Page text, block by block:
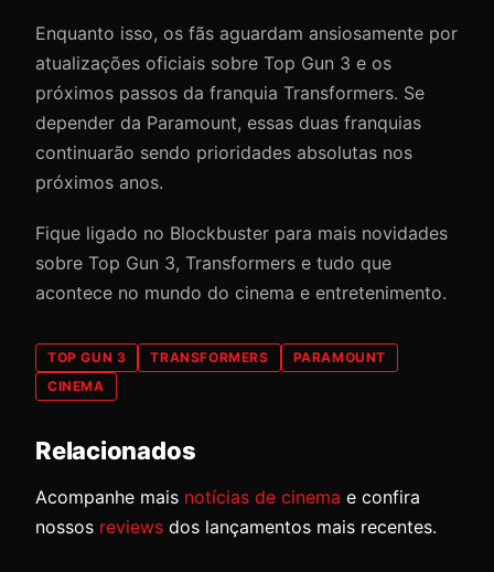
Enquanto isso, os fãs aguardam ansiosamente por
atualizações oficiais sobre Top Gun 3 e os
próximos passos da franquia Transformers. Se
depender da Paramount, essas duas franquias
continuarão sendo prioridades absolutas nos
próximos anos.
Fique ligado no Blockbuster para mais novidades
sobre Top Gun 3, Transformers e tudo que
acontece no mundo do cinema e entretenimento.
TOP GUN 3 TRANSFORMERS
PARAMOUNT
CINEMA
Relacionados
Acompanhe mais notícias de cinema e confira
nossos reviews dos lançamentos mais recentes.